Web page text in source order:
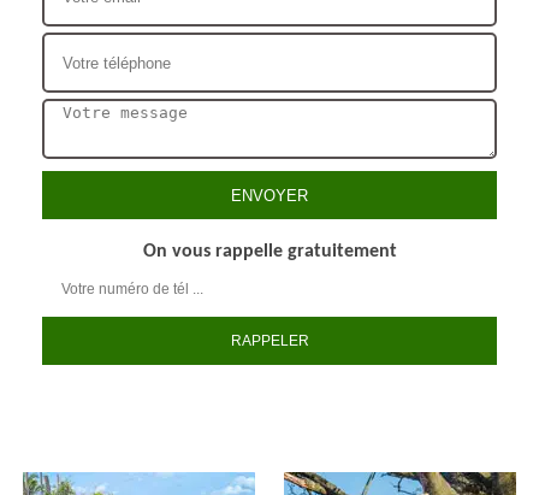
On vous rappelle gratuitement